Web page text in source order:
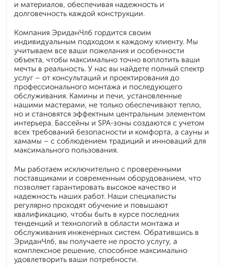
и материалов, обеспечивая надежность и
долговечность каждой конструкции.
Компания ЭриданЧлб гордится своим
индивидуальным подходом к каждому клиенту. Мы
учитываем все ваши пожелания и особенности
объекта, чтобы максимально точно воплотить ваши
мечты в реальность. У нас вы найдете полный спектр
услуг – от консультаций и проектирования до
профессионального монтажа и последующего
обслуживания. Камины и печи, установленные
нашими мастерами, не только обеспечивают тепло,
но и становятся эффектным центральным элементом
интерьера. Бассейны и SPA-зоны создаются с учетом
всех требований безопасности и комфорта, а сауны и
хамамы – с соблюдением традиций и инноваций для
максимального пользования.
Мы работаем исключительно с проверенными
поставщиками и современным оборудованием, что
позволяет гарантировать высокое качество и
надежность наших работ. Наши специалисты
регулярно проходят обучение и повышают
квалификацию, чтобы быть в курсе последних
тенденций и технологий в области монтажа и
обслуживания инженерных систем. Обратившись в
ЭриданЧлб, вы получаете не просто услугу, а
комплексное решение, способное максимально
удовлетворить ваши потребности.